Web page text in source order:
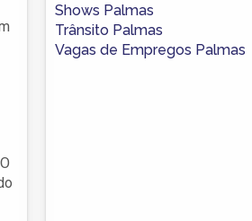
Shows Palmas
Trânsito Palmas
Vagas de Empregos Palmas